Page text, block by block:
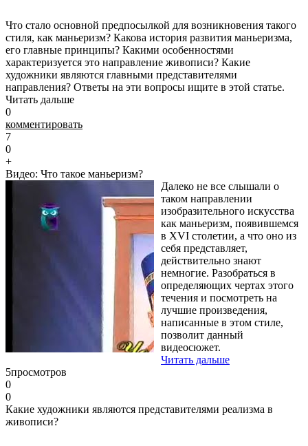
Что стало основной предпосылкой для возникновения такого
стиля, как маньеризм? Какова история развития маньеризма,
его главные принципы? Какими особенностями
характеризуется это направление живописи? Какие
художники являются главными представителями
направления? Ответы на эти вопросы ищите в этой статье.
Читать дальше
0
комментировать
7
0
+
Видео: Что такое маньеризм?
Далеко не все слышали о
таком направлении
изобразительного искусства
как маньеризм, появившемся
в XVI столетии, а что оно из
себя представляет,
действительно знают
немногие. Разобраться в
определяющих чертах этого
течения и посмотреть на
лучшие произведения,
написанные в этом стиле,
позволит данный
видеосюжет.
Читать дальше
5просмотров
0
0
Какие художники являются представителями реализма в
живописи?